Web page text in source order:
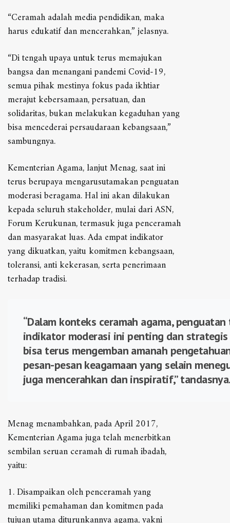
“Ceramah adalah media pendidikan, maka
harus edukatif dan mencerahkan,” jelasnya.
“Di tengah upaya untuk terus memajukan
bangsa dan menangani pandemi Covid-19,
semua pihak mestinya fokus pada ikhtiar
merajut kebersamaan, persatuan, dan
solidaritas, bukan melakukan kegaduhan yang
bisa mencederai persaudaraan kebangsaan,”
sambungnya.
Kementerian Agama, lanjut Menag, saat ini
terus berupaya mengarusutamakan penguatan
moderasi beragama. Hal ini akan dilakukan
kepada seluruh stakeholder, mulai dari ASN,
Forum Kerukunan, termasuk juga penceramah
dan masyarakat luas. Ada empat indikator
yang dikuatkan, yaitu komitmen kebangsaan,
toleransi, anti kekerasan, serta penerimaan
terhadap tradisi.
“Dalam konteks ceramah agama,
indikator moderasi ini penting dan strategis
bisa terus mengemban amanah
pesan-pesan keagamaan yang selain
juga mencerahkan dan inspiratif,”
Menag menambahkan, pada April 2017,
Kementerian Agama juga telah menerbitkan
sembilan seruan ceramah di rumah ibadah,
yaitu:
1. Disampaikan oleh penceramah yang
memiliki pemahaman dan komitmen pada